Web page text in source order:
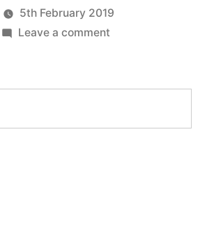
5th February 2019
Leave a commenton